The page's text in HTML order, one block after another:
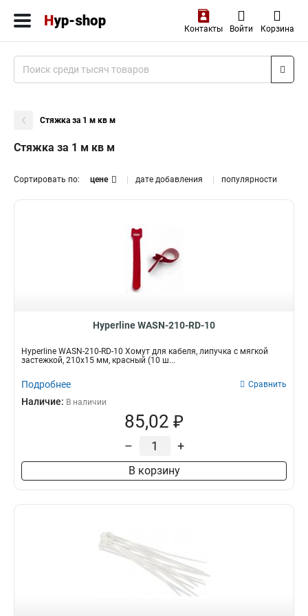
Контакты Войти Корзина
Стяжка за 1 м кв м
Стяжка за 1 м кв м
Сортировать по: цене дате добавления популярности
Hyperline WASN-210-RD-10
Hyperline WASN-210-RD-10 Хомут для кабеля, липучка с мягкой
застежкой, 210x15 мм, красный (10 ш...
Подробнее Сравнить
Наличие: В наличии
85,02 ₽
– +
В корзину